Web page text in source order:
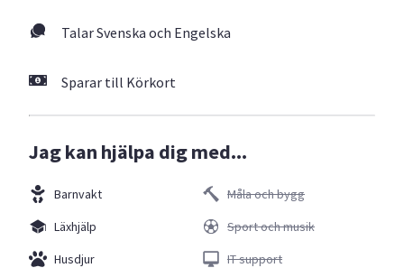
Talar Svenska och Engelska
Sparar till Körkort
Jag kan hjälpa dig med...
Barnvakt
Läxhjälp
Husdjur
Måla och bygg
Sport och musik
IT support